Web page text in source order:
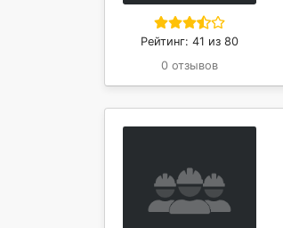
Рейтинг: 41 из 80
0 отзывов